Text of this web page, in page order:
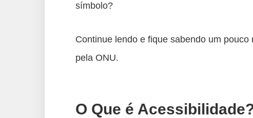
símbolo?
Continue lendo e fique sabendo um
pela ONU.
O Que é